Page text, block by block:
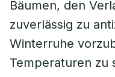
Bäumen, den
zuverlässig zu
Winterruhe
Temperaturen zu